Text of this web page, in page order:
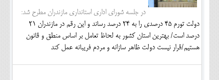
در جلسه شورای اداری استانداری مازندران مطرح شد:
دولت تورم 45 درصدي را به 24 درصد رساند و اين رقم در مازندران 21
درصد است/ بهترين استان كشور به لحاظ تعامل بر اساس منطق و قانون
هستيم/قرار نيست دولت ظاهر سازانه و مردم فريبانه عمل كند